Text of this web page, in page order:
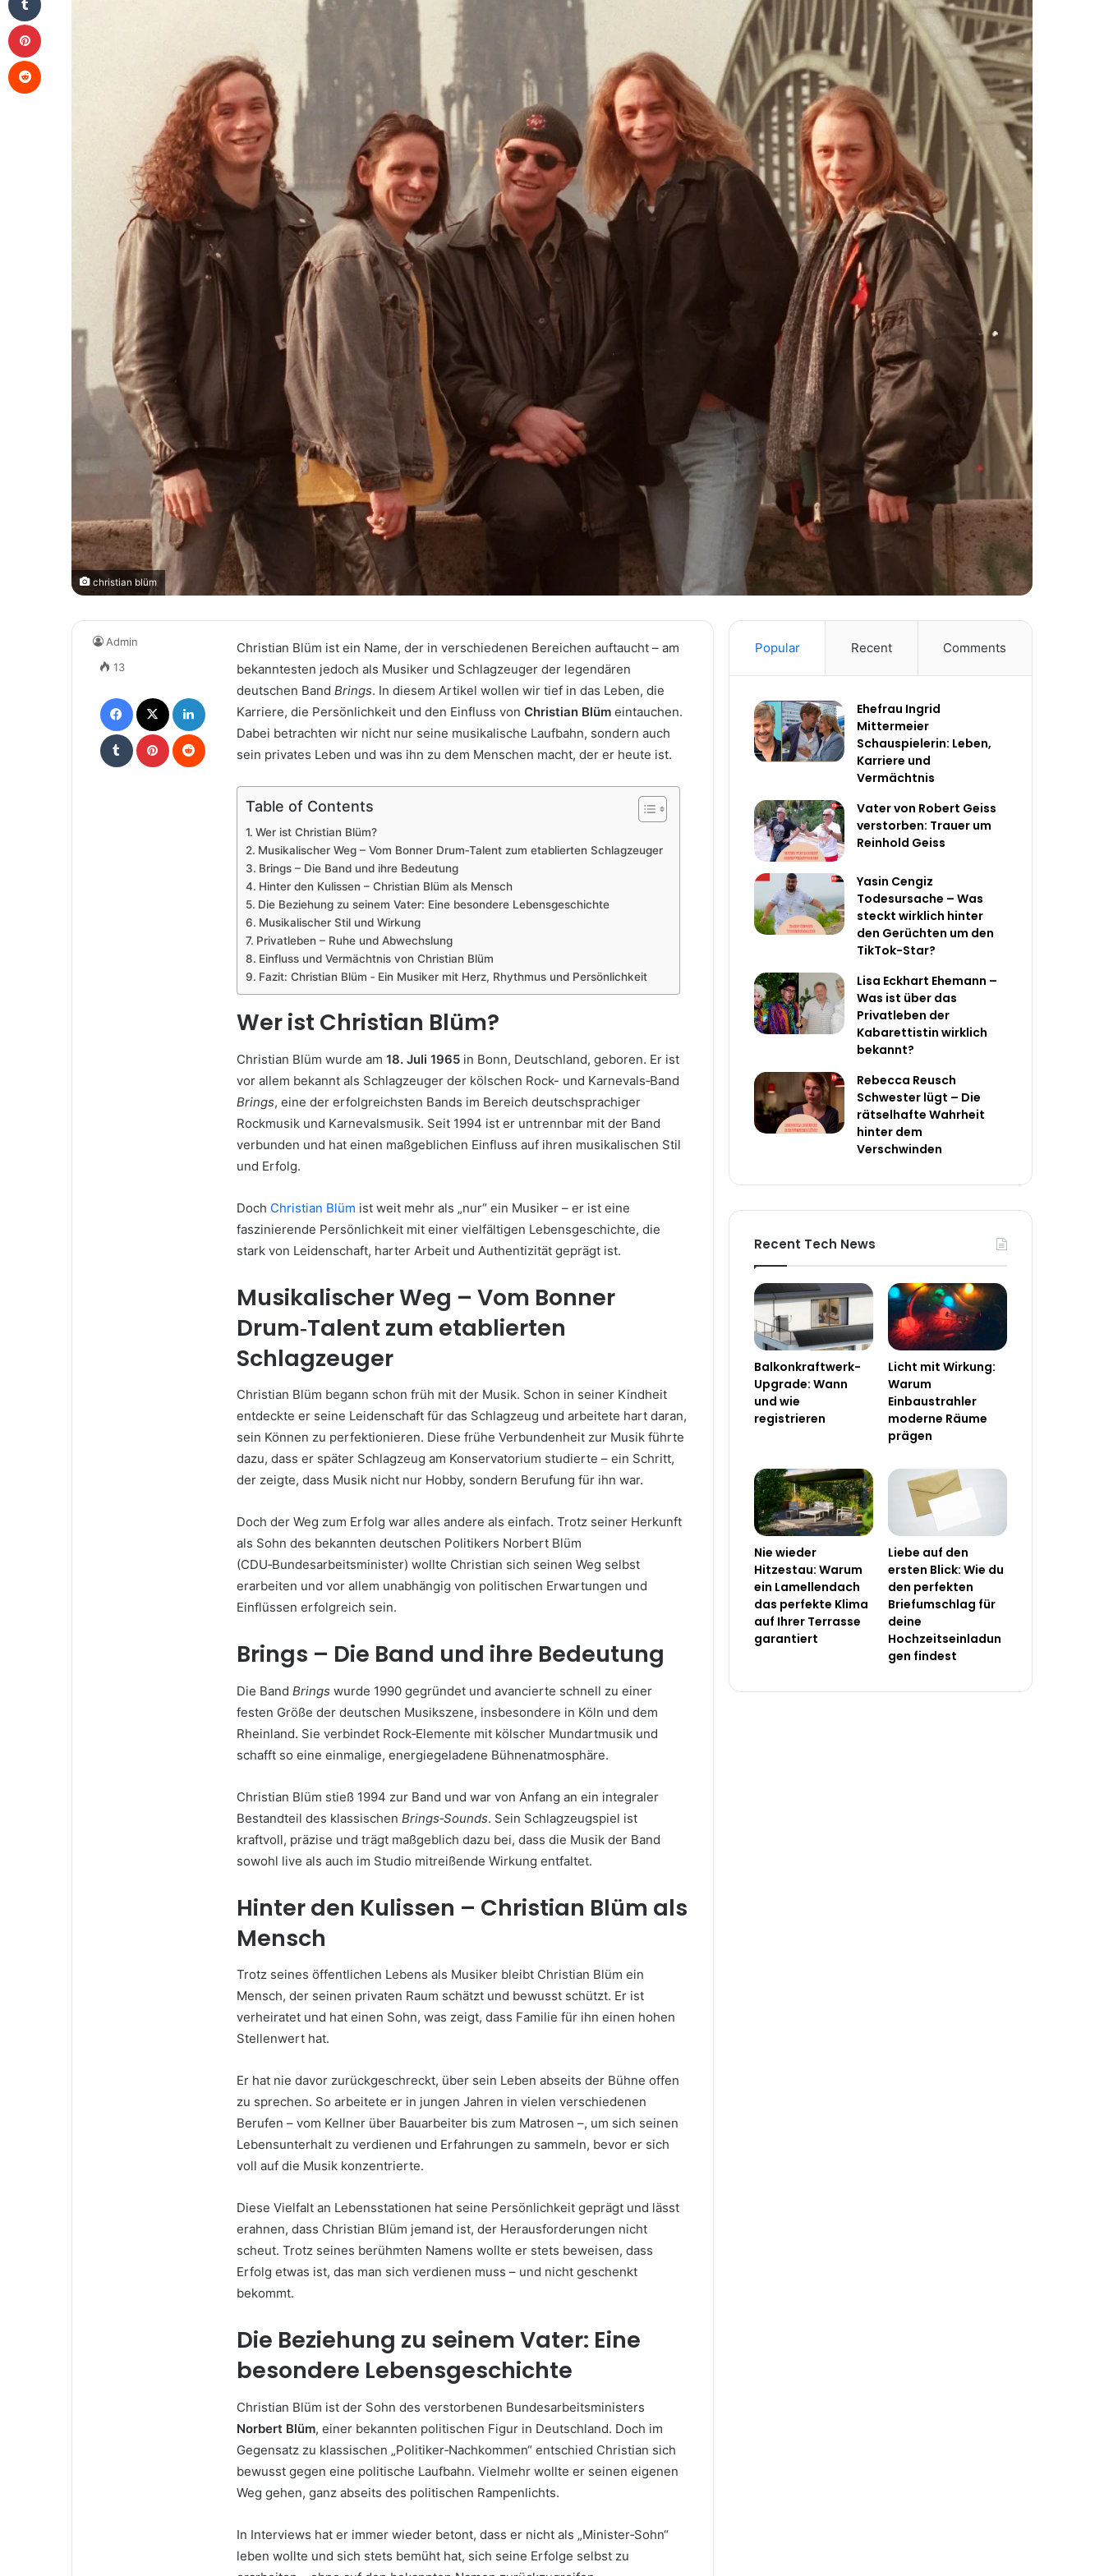
christian blüm
Christian Blüm ist ein Name, der in verschiedenen Bereichen auftaucht – am
bekanntesten jedoch als Musiker und Schlagzeuger der legendären
deutschen Band Brings. In diesem Artikel wollen wir tief in das Leben, die
Karriere, die Persönlichkeit und den Einfluss von Christian Blüm eintauchen.
Dabei betrachten wir nicht nur seine musikalische Laufbahn, sondern auch
sein privates Leben und was ihn zu dem Menschen macht, der er heute ist.
Table of Contents
Wer ist Christian Blüm?
Musikalischer Weg – Vom Bonner Drum‑Talent zum etablierten Schlagzeuger
Brings – Die Band und ihre Bedeutung
Hinter den Kulissen – Christian Blüm als Mensch
Die Beziehung zu seinem Vater: Eine besondere Lebensgeschichte
Musikalischer Stil und Wirkung
Privatleben – Ruhe und Abwechslung
Einfluss und Vermächtnis von Christian Blüm
Fazit: Christian Blüm ‑ Ein Musiker mit Herz, Rhythmus und Persönlichkeit
Wer ist Christian Blüm?
Christian Blüm wurde am 18. Juli 1965 in Bonn, Deutschland, geboren. Er ist
vor allem bekannt als Schlagzeuger der kölschen Rock- und Karnevals‑Band
Brings, eine der erfolgreichsten Bands im Bereich deutschsprachiger
Rockmusik und Karnevalsmusik. Seit 1994 ist er untrennbar mit der Band
verbunden und hat einen maßgeblichen Einfluss auf ihren musikalischen Stil
und Erfolg.
Doch Christian Blüm ist weit mehr als „nur“ ein Musiker – er ist eine
faszinierende Persönlichkeit mit einer vielfältigen Lebensgeschichte, die
stark von Leidenschaft, harter Arbeit und Authentizität geprägt ist.
Musikalischer Weg – Vom Bonner
Drum‑Talent zum etablierten
Schlagzeuger
Christian Blüm begann schon früh mit der Musik. Schon in seiner Kindheit
entdeckte er seine Leidenschaft für das Schlagzeug und arbeitete hart daran,
sein Können zu perfektionieren. Diese frühe Verbundenheit zur Musik führte
dazu, dass er später Schlagzeug am Konservatorium studierte – ein Schritt,
der zeigte, dass Musik nicht nur Hobby, sondern Berufung für ihn war.
Doch der Weg zum Erfolg war alles andere als einfach. Trotz seiner Herkunft
als Sohn des bekannten deutschen Politikers Norbert Blüm
(CDU‑Bundesarbeitsminister) wollte Christian sich seinen Weg selbst
erarbeiten und vor allem unabhängig von politischen Erwartungen und
Einflüssen erfolgreich sein.
Brings – Die Band und ihre Bedeutung
Die Band Brings wurde 1990 gegründet und avancierte schnell zu einer
festen Größe der deutschen Musikszene, insbesondere in Köln und dem
Rheinland. Sie verbindet Rock‑Elemente mit kölscher Mundartmusik und
schafft so eine einmalige, energiegeladene Bühnenatmosphäre.
Christian Blüm stieß 1994 zur Band und war von Anfang an ein integraler
Bestandteil des klassischen Brings‑Sounds. Sein Schlagzeugspiel ist
kraftvoll, präzise und trägt maßgeblich dazu bei, dass die Musik der Band
sowohl live als auch im Studio mitreißende Wirkung entfaltet.
Hinter den Kulissen – Christian Blüm als
Mensch
Trotz seines öffentlichen Lebens als Musiker bleibt Christian Blüm ein
Mensch, der seinen privaten Raum schätzt und bewusst schützt. Er ist
verheiratet und hat einen Sohn, was zeigt, dass Familie für ihn einen hohen
Stellenwert hat.
Er hat nie davor zurückgeschreckt, über sein Leben abseits der Bühne offen
zu sprechen. So arbeitete er in jungen Jahren in vielen verschiedenen
Berufen – vom Kellner über Bauarbeiter bis zum Matrosen –, um sich seinen
Lebensunterhalt zu verdienen und Erfahrungen zu sammeln, bevor er sich
voll auf die Musik konzentrierte.
Diese Vielfalt an Lebensstationen hat seine Persönlichkeit geprägt und lässt
erahnen, dass Christian Blüm jemand ist, der Herausforderungen nicht
scheut. Trotz seines berühmten Namens wollte er stets beweisen, dass
Erfolg etwas ist, das man sich verdienen muss – und nicht geschenkt
bekommt.
Die Beziehung zu seinem Vater: Eine
besondere Lebensgeschichte
Christian Blüm ist der Sohn des verstorbenen Bundesarbeitsministers
Norbert Blüm, einer bekannten politischen Figur in Deutschland. Doch im
Gegensatz zu klassischen „Politiker‑Nachkommen“ entschied Christian sich
bewusst gegen eine politische Laufbahn. Vielmehr wollte er seinen eigenen
Weg gehen, ganz abseits des politischen Rampenlichts.
In Interviews hat er immer wieder betont, dass er nicht als „Minister‑Sohn“
leben wollte und sich stets bemüht hat, sich seine Erfolge selbst zu
Admin
13
Facebook LinkedIn
Tumblr Pinterest
Popular Recent Comments
Ehefrau Ingrid
Mittermeier
Schauspielerin: Leben,
Karriere und
Vermächtnis
Vater von Robert Geiss
verstorben: Trauer um
Reinhold Geiss
Yasin Cengiz
Todesursache – Was
steckt wirklich hinter
den Gerüchten um den
TikTok-Star?
Lisa Eckhart Ehemann –
Was ist über das
Privatleben der
Kabarettistin wirklich
bekannt?
Rebecca Reusch
Schwester lügt – Die
rätselhafte Wahrheit
hinter dem
Verschwinden
Recent Tech News
Balkonkraftwerk-
Upgrade: Wann
und wie
registrieren
Licht mit Wirkung:
Warum
Einbaustrahler
moderne Räume
prägen
Nie wieder
Hitzestau: Warum
ein Lamellendach
das perfekte Klima
auf Ihrer Terrasse
garantiert
Liebe auf den
ersten Blick: Wie du
den perfekten
Briefumschlag für
deine
Hochzeitseinladun
gen findest